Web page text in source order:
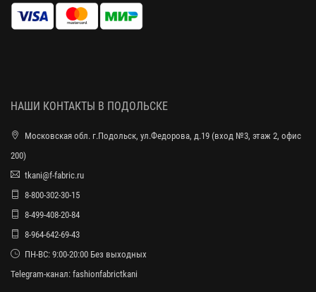
НАШИ КОНТАКТЫ В ПОДОЛЬСКЕ
Московская обл. г.Подольск, ул.Федорова, д.19 (вход №3, этаж 2, офис
200)
tkani@f-fabric.ru
8-800-302-30-15
8-499-408-20-84
8-964-642-69-43
ПН-ВС: 9:00-20:00 Без выходных
Telegram-канал: fashionfabrictkani